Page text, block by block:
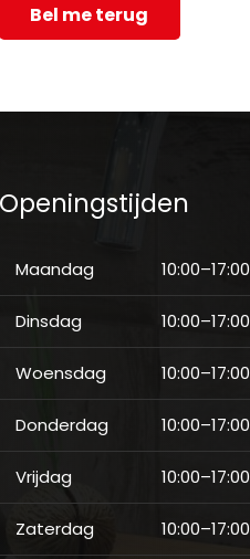
Bel me terug
Openingstijden
Maandag 10:00–17:00
Dinsdag 10:00–17:00
Woensdag 10:00–17:00
Donderdag 10:00–17:00
Vrijdag 10:00–17:00
Zaterdag 10:00–17:00